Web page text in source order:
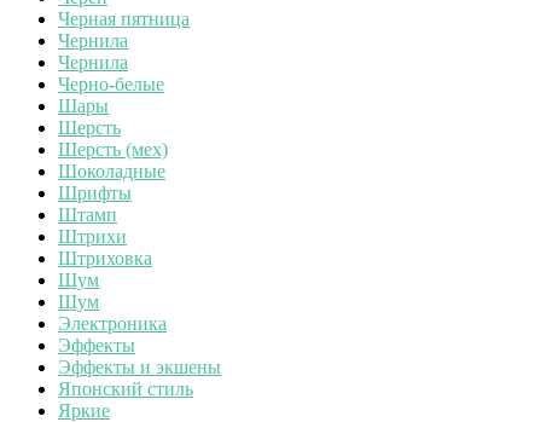
Черная пятница
Чернила
Чернила
Черно-белые
Шары
Шерсть
Шерсть (мех)
Шоколадные
Шрифты
Штамп
Штрихи
Штриховка
Шум
Шум
Электроника
Эффекты
Эффекты и экшены
Японский стиль
Яркие